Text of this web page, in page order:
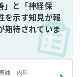
」と「神経保
を示す知見が報
期待されていま
医師 内科